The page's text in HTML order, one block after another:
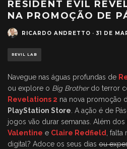
RESIDENT EVIL
NA PROMOÇÃO DE
RICARDO ANDRETTO · 31 DE
REVIL LAB
Navegue nas águas profundas de
ou explore o Big Brotherdo terror
Revelations 2 na nova promoção
PlayStation Store. A ação é de
jogos vão durar semanas. Além dos
Valentine e Claire Redfield, falta
digital? Adoce os seus dias ou